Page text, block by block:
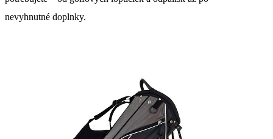
nevyhnutné doplnky.